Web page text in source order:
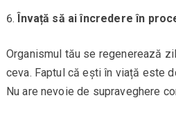
Învață să ai încredere în
Organismul tău se regenerează
ceva. Faptul că ești în viață este
Nu are nevoie de supraveghere